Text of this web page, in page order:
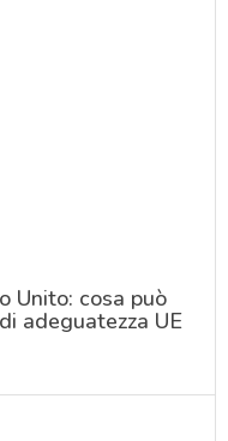
Unito: cosa può
adeguatezza UE